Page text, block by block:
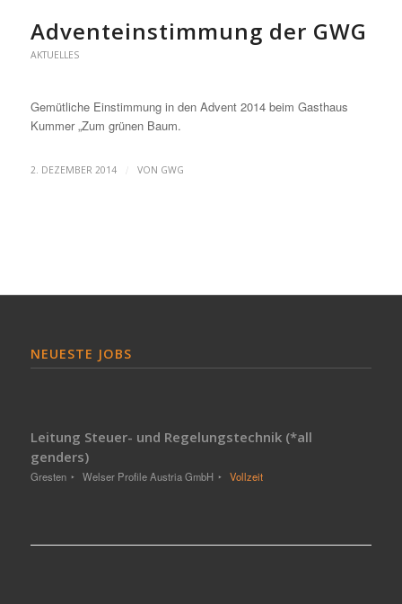
Adventeinstimmung der GWG
AKTUELLES
Gemütliche Einstimmung in den Advent 2014 beim Gasthaus
Kummer „Zum grünen Baum.
2. DEZEMBER 2014 VON GWG
NEUESTE JOBS
Leitung Steuer- und Regelungstechnik (*all
genders)
Gresten Welser Profile Austria GmbH Vollzeit